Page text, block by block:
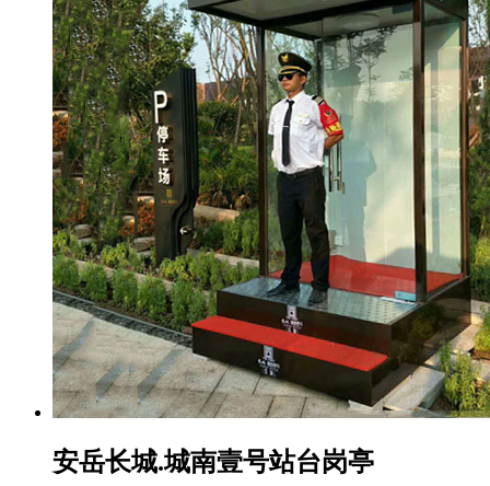
安岳长城.城南壹号站台岗亭